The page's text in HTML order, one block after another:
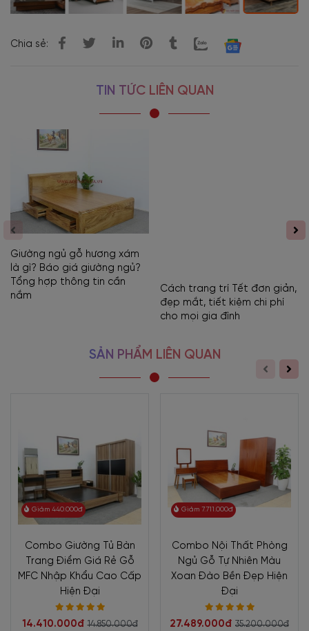
Chia sẻ:
TIN TỨC LIÊN QUAN
Giường ngủ gỗ hương xám
là gì? Báo giá giường ngủ?
Tổng hợp thông tin cần
nắm
Cách trang trí Tết đơn giản,
đẹp mắt, tiết kiệm chi phí
cho mọi gia đình
SẢN PHẨM LIÊN QUAN
Giảm 440.000đ
Combo Giường Tủ Bàn
Trang Điểm Giá Rẻ Gỗ
MFC Nhập Khẩu Cao Cấp
Hiện Đại
14.410.000đ 14.850.000đ
Giảm 7.711.000đ
Combo Nội Thất Phòng
Ngủ Gỗ Tự Nhiên Màu
Xoan Đào Bền Đẹp Hiện
Đại
27.489.000đ 35.200.000đ